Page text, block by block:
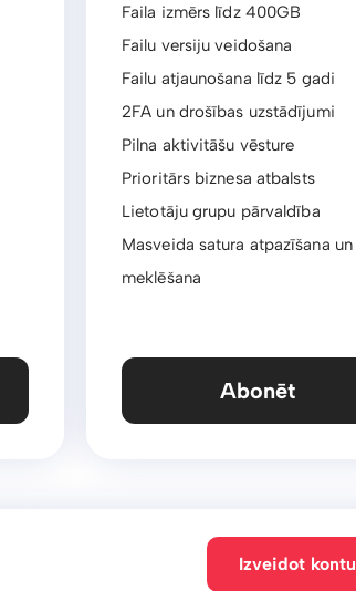
Faila izmērs līdz 400GB
Failu versiju veidošana
Failu atjaunošana līdz 5 gadi
2FA un drošības uzstādījumi
Pilna aktivitāšu vēsture
Prioritārs biznesa atbalsts
Lietotāju grupu pārvaldība
Masveida satura atpazīšana un
meklēšana
Abonēt
Izveidot kontu